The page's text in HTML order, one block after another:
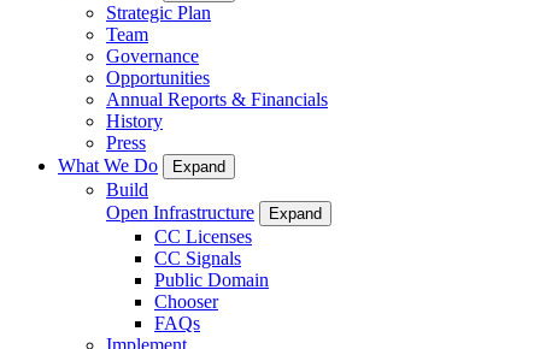
Strategic Plan
Team
Governance
Opportunities
Annual Reports & Financials
History
Press
What We Do
Expand
Build
Open Infrastructure
Expand
CC Licenses
CC Signals
Public Domain
Chooser
FAQs
Implement